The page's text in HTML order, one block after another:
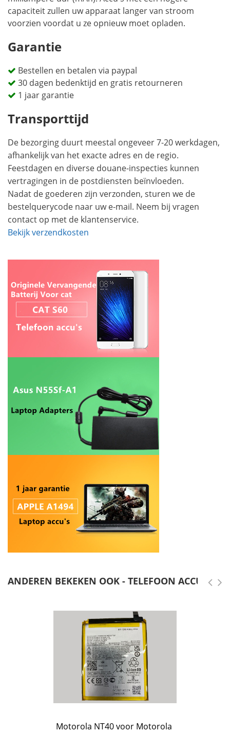
capaciteit zullen uw apparaat langer van stroom
voorzien voordat u ze opnieuw moet opladen.
Garantie
Bestellen en betalen via paypal
30 dagen bedenktijd en gratis retourneren
1 jaar garantie
Transporttijd
De bezorging duurt meestal ongeveer 7-20 werkdagen,
afhankelijk van het exacte adres en de regio.
Feestdagen en diverse douane-inspecties kunnen
vertragingen in de postdiensten beïnvloeden.
Nadat de goederen zijn verzonden, sturen we de
bestelquerycode naar uw e-mail. Neem bij vragen
contact op met de klantenservice.
Bekijk verzendkosten
ANDEREN BEKEKEN OOK - TELEFOON ACCU'S
Motorola NT40 voor Motorola